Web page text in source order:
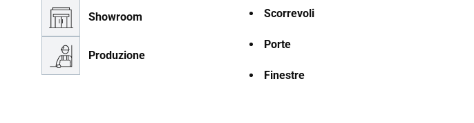
Showroom
Produzione
Scorrevoli
Porte
Finestre